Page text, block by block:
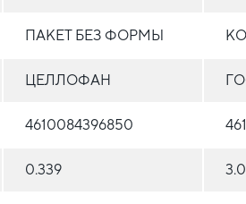
ПАКЕТ БЕЗ ФОРМЫ
ЦЕЛЛОФАН
4610084396850
0.339